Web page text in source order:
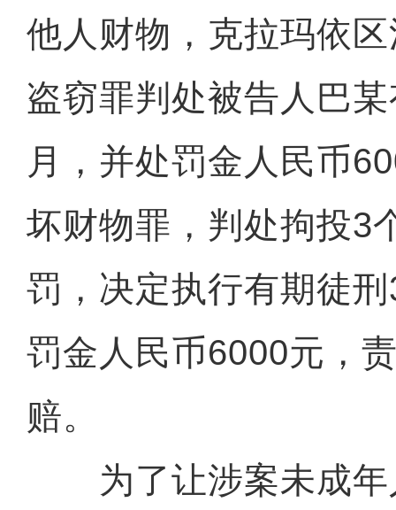
他人财物，克拉玛依
盗窃罪判处被告人巴
月，并处罚金人民币
坏财物罪，判处拘投3
罚，决定执行有期徒
罚金人民币6000元，
赔。
为了让涉案未成年